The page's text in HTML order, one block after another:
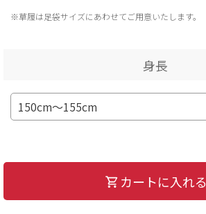
※草履は足袋サイズにあわせてご用意いたします。
身長
カートに入れる